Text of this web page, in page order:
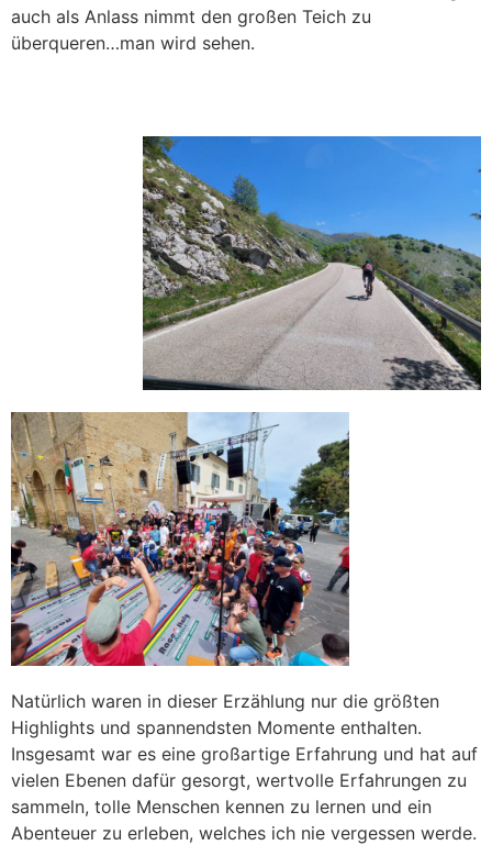
auch als Anlass nimmt den großen Teich zu
überqueren…man wird sehen.
Natürlich waren in dieser Erzählung nur die größten
Highlights und spannendsten Momente enthalten.
Insgesamt war es eine großartige Erfahrung und hat auf
vielen Ebenen dafür gesorgt, wertvolle Erfahrungen zu
sammeln, tolle Menschen kennen zu lernen und ein
Abenteuer zu erleben, welches ich nie vergessen werde.